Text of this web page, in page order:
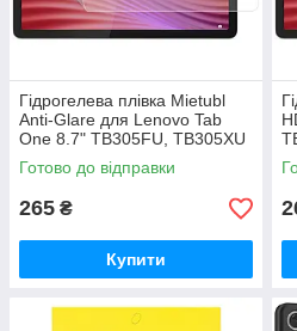
Гідрогелева плівка Mietubl
Anti-Glare для Lenovo Tab
One 8.7" TB305FU, TB305XU
/ Tab K9 (2025) матова
Готово до відправки
265 ₴
Купити